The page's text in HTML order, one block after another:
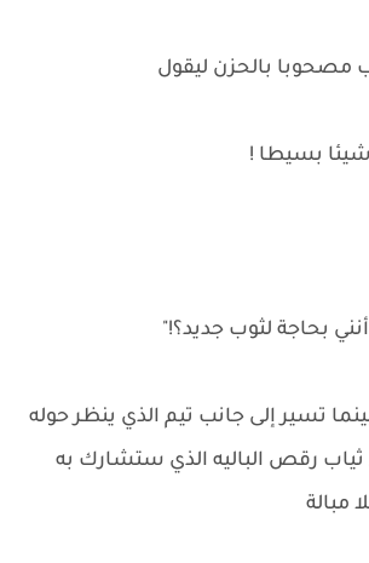
مصحوبا بالحزن ليقول
بسيطا !
بحاجة لثوب جديد؟!"
تسير إلى جانب تيم الذي ينظر حوله
ثياب رقص الباليه الذي ستشارك به
مبالة